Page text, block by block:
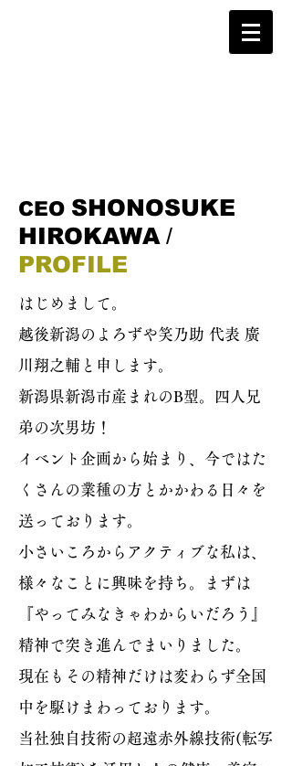
CEO SHONOSUKE
HIROKAWA /
PROFILE
はじめまして。
​越後新潟のよろずや笑乃助 代表 廣
川翔之輔と申します。
新潟県新潟市産まれのB型。四人兄
弟の次男坊！
​イベント企画から始まり、今ではた
くさんの業種の方とかかわる日々を
送っております。
小さいころからアクティブな私は、
様々なことに興味を持ち。まずは
『やってみなきゃわからいだろう』
精神で突き進んでまいりました。
現在もその精神だけは変わらず全国
中を駆けまわっております。
当社独自技術の超遠赤外線技術(転写